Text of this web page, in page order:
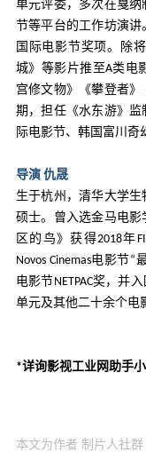
单元评委，多次在戛
节等平台的工作坊演
国际电影节奖项。除
城》等影片推至A类电
宫修文物》《攀登者
期，担任《水东游》监
际电影节、韩国富川奇
导演 仇晟
生于杭州，清华大学
硕士。曾入选金马电
区的鸟》获得2018年
Novos Cinemas电影节
电影节NETPAC奖，并
单元及其他二十余个电
*详询影视工业网助手
本文为作者 制片人社